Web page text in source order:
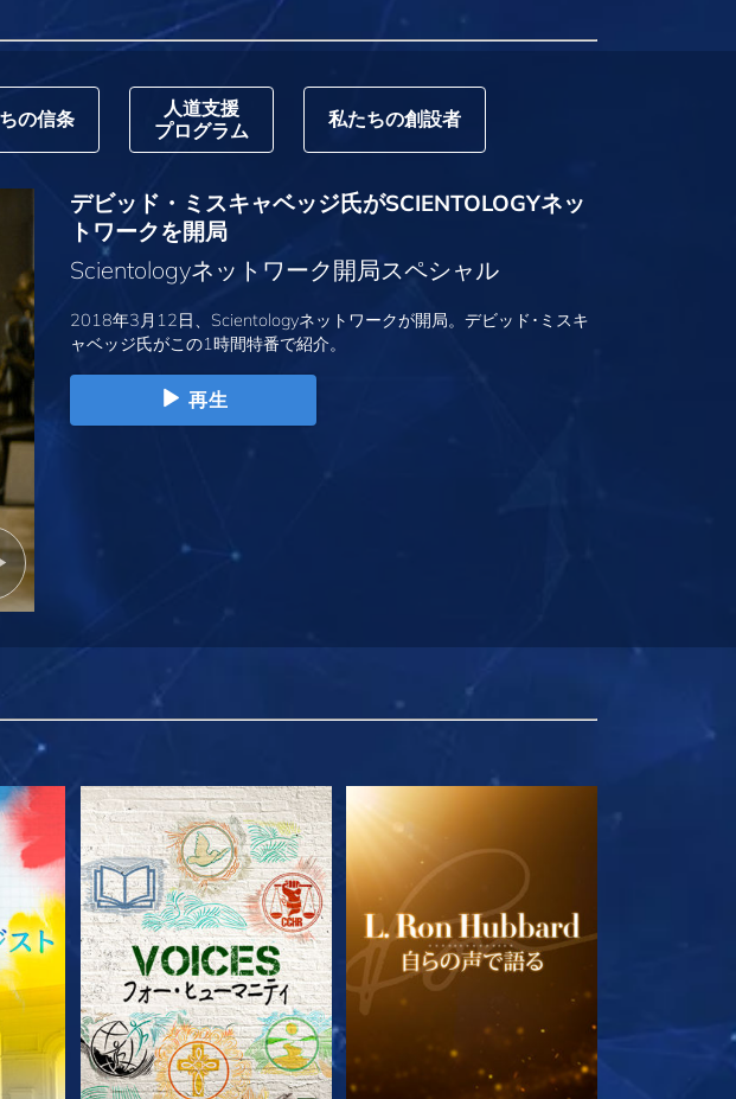
の信条
人道支援
プログラム
私たちの創設者
デビッド・ミスキャベッジ氏がSCIENTOLOGYネッ
トワークを開局
Scientologyネットワーク開局スペシャル
2018年3月12日、Scientologyネットワークが開局。デビッド･ミスキ
ャベッジ氏がこの1時間特番で紹介。
再生